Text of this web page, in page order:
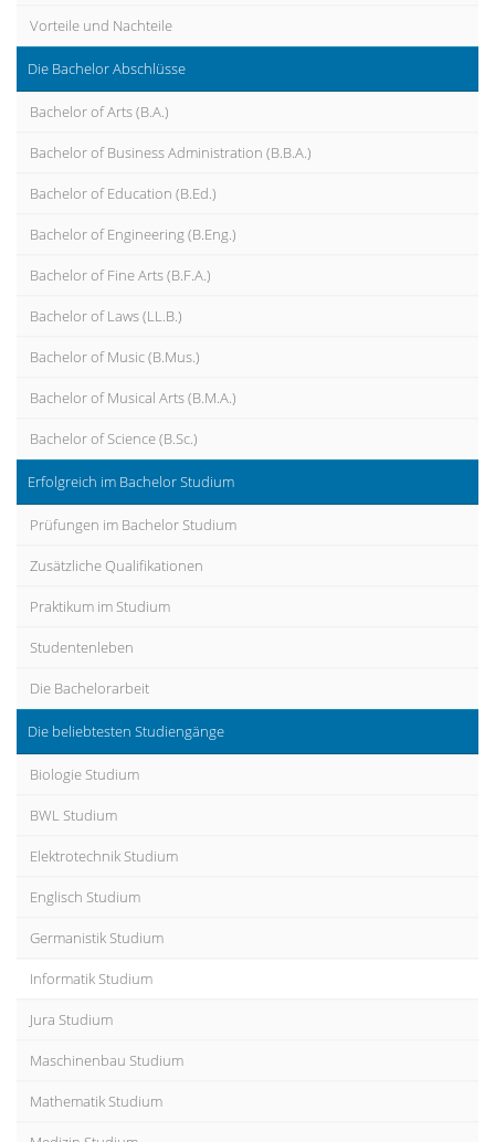
Vorteile und Nachteile
Die Bachelor Abschlüsse
Bachelor of Arts (B.A.)
Bachelor of Business Administration (B.B.A.)
Bachelor of Education (B.Ed.)
Bachelor of Engineering (B.Eng.)
Bachelor of Fine Arts (B.F.A.)
Bachelor of Laws (LL.B.)
Bachelor of Music (B.Mus.)
Bachelor of Musical Arts (B.M.A.)
Bachelor of Science (B.Sc.)
Erfolgreich im Bachelor Studium
Prüfungen im Bachelor Studium
Zusätzliche Qualifikationen
Praktikum im Studium
Studentenleben
Die Bachelorarbeit
Die beliebtesten Studiengänge
Biologie Studium
BWL Studium
Elektrotechnik Studium
Englisch Studium
Germanistik Studium
Informatik Studium
Jura Studium
Maschinenbau Studium
Mathematik Studium